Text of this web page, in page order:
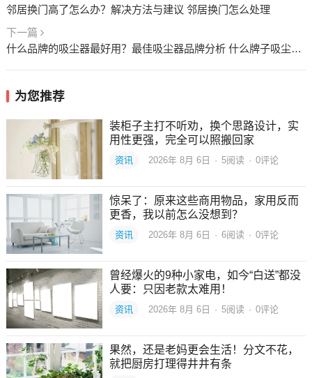
邻居换门高了怎么办？解决方法与建议 邻居换门怎么处理
下一篇
什么品牌的吸尘器最好用？最佳吸尘器品牌分析 什么牌子吸尘器最好最实用家用
为您推荐
装柜子主打不听劝，换个思路设计，实
用性更强，完全可以照搬回家
资讯 2026年 8月 6日 · 5阅读 · 0评论
惊呆了：原来这些商用物品，家用反而
更香，我以前怎么没想到？
资讯 2026年 8月 6日 · 6阅读 · 0评论
曾经爆火的9种小家电，如今“白送”都没
人要：只因老款太难用！
资讯 2026年 8月 6日 · 5阅读 · 0评论
果然，还是老妈更会生活！分文不花，
就把厨房打理得井井有条